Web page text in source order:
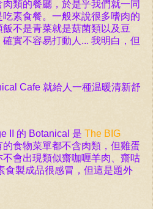
類的餐廳，於是乎我們就一同
素食餐。一般來說很多嗜肉的
不是青菜就是菇菌類以及豆
實不容易打動人... 我明白，但
Cafe 就給人一種温暖清新舒
II 的 Botanical 是 The BIG
食物菜單都不含肉類，但雞蛋
會出現類似齋咖喱羊肉、齋咕
食製成品很感冒，但這是題外